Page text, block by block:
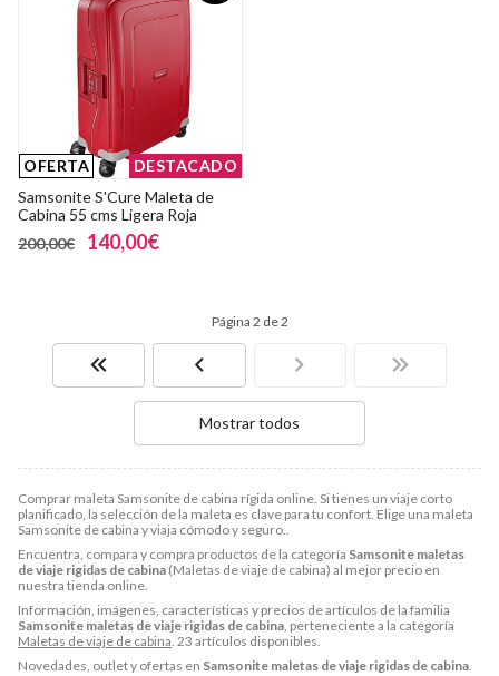
Comprar maleta Samsonite de cabina rígida online. Si tienes un viaje corto
planificado, la selección de la maleta es clave para tu confort. Elige una maleta
Samsonite de cabina y viaja cómodo y seguro..
Encuentra, compara y compra productos de la categoría Samsonite maletas
de viaje rigidas de cabina (Maletas de viaje de cabina) al mejor precio en
nuestra tienda online.
Información, imágenes, características y precios de artículos de la familia
Samsonite maletas de viaje rigidas de cabina, perteneciente a la categoría
Maletas de viaje de cabina. 23 artículos disponibles.
Novedades, outlet y ofertas en Samsonite maletas de viaje rigidas de cabina.
OFERTA
DESTACADO
Samsonite S'Cure Maleta de
Cabina 55 cms Ligera Roja
200,00€
140,00€
Página 2 de 2
Mostrar todos